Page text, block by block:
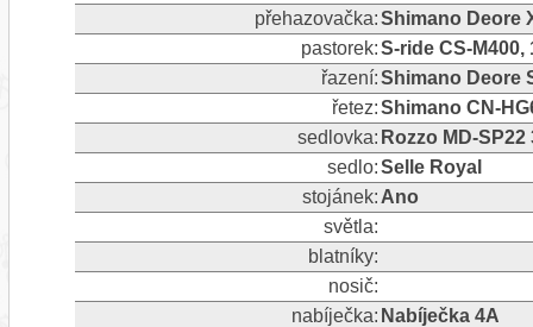
přehazovačka:Shimano Deore
pastorek:S-ride CS-M400,
řazení:Shimano Deore
řetez:Shimano CN-
sedlovka: Rozzo MD-
sedlo:Selle Royal
stojánek: Ano
světla:
blatníky:
nosič:
nabíječka: Nabíječka 4A